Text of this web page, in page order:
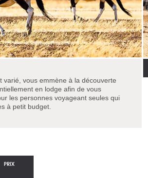
vous emmène à la découverte
en lodge afin de vous
les personnes voyageant seules qui
à petit budget.
PRIX